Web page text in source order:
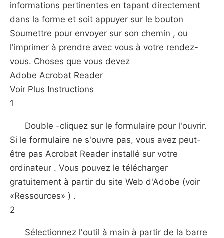
informations pertinentes en tapant directement
dans la forme et soit appuyer sur le bouton
Soumettre pour envoyer sur son chemin , ou
l'imprimer à prendre avec vous à votre rendez-
vous. Choses que vous devez
Adobe Acrobat Reader
Voir Plus Instructions
1
Double -cliquez sur le formulaire pour l'ouvrir.
Si le formulaire ne s'ouvre pas, vous avez peut-
être pas Acrobat Reader installé sur votre
ordinateur . Vous pouvez le télécharger
gratuitement à partir du site Web d'Adobe (voir
«Ressources» ) .
2
Sélectionnez l'outil à main à partir de la barre